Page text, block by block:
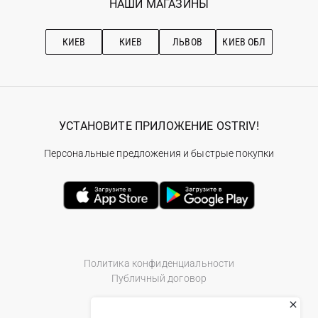
Ostriv Club+
Рекомендации по уходу
НАШИ МАГАЗИНЫ
КИЕВ КИЕВ ЛЬВОВ КИЕВ ОБЛ
Политика конфиденциальности
Публичный договор
УСТАНОВИТЕ ПРИЛОЖЕНИЕ OSTRIV!
Персональные предложения и быстрые покупки